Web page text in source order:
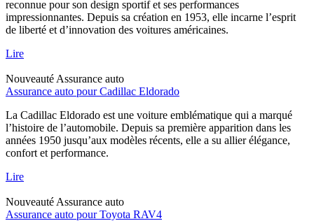
reconnue pour son design sportif et ses performances
impressionnantes. Depuis sa création en 1953, elle incarne l’esprit
de liberté et d’innovation des voitures américaines.
Lire
Nouveauté Assurance auto
Assurance auto pour Cadillac Eldorado
La Cadillac Eldorado est une voiture emblématique qui a marqué
l’histoire de l’automobile. Depuis sa première apparition dans les
années 1950 jusqu’aux modèles récents, elle a su allier élégance,
confort et performance.
Lire
Nouveauté Assurance auto
Assurance auto pour Toyota RAV4